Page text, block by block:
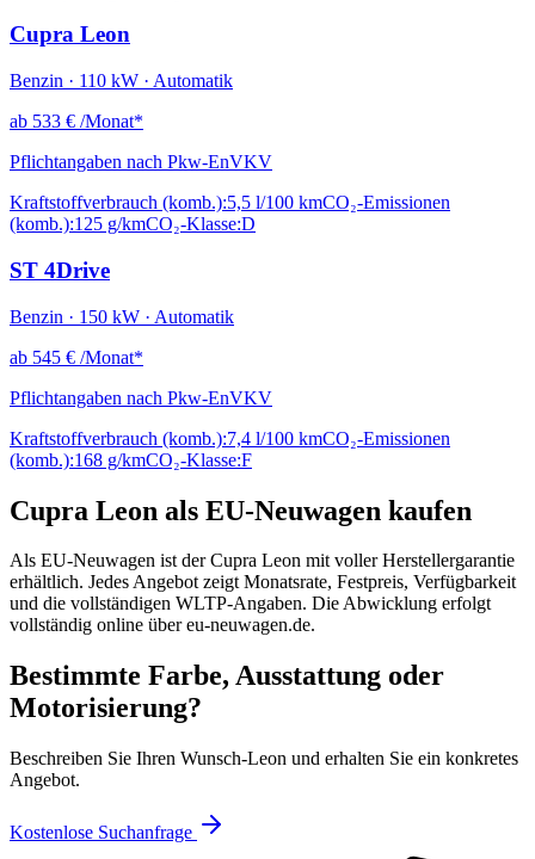
Cupra Leon
Benzin · 110 kW · Automatik
ab 533 € /Monat*
Pflichtangaben nach Pkw-EnVKV
Kraftstoffverbrauch (komb.):5,5 l/100 kmCO₂-Emissionen
(komb.):125 g/kmCO₂-Klasse:D
ST 4Drive
Benzin · 150 kW · Automatik
ab 545 € /Monat*
Pflichtangaben nach Pkw-EnVKV
Kraftstoffverbrauch (komb.):7,4 l/100 kmCO₂-Emissionen
(komb.):168 g/kmCO₂-Klasse:F
Cupra Leon als EU-Neuwagen kaufen
Als EU-Neuwagen ist der Cupra Leon mit voller Herstellergarantie
erhältlich. Jedes Angebot zeigt Monatsrate, Festpreis, Verfügbarkeit
und die vollständigen WLTP-Angaben. Die Abwicklung erfolgt
vollständig online über eu-neuwagen.de.
Bestimmte Farbe, Ausstattung oder
Motorisierung?
Beschreiben Sie Ihren Wunsch-Leon und erhalten Sie ein konkretes
Angebot.
Kostenlose Suchanfrage